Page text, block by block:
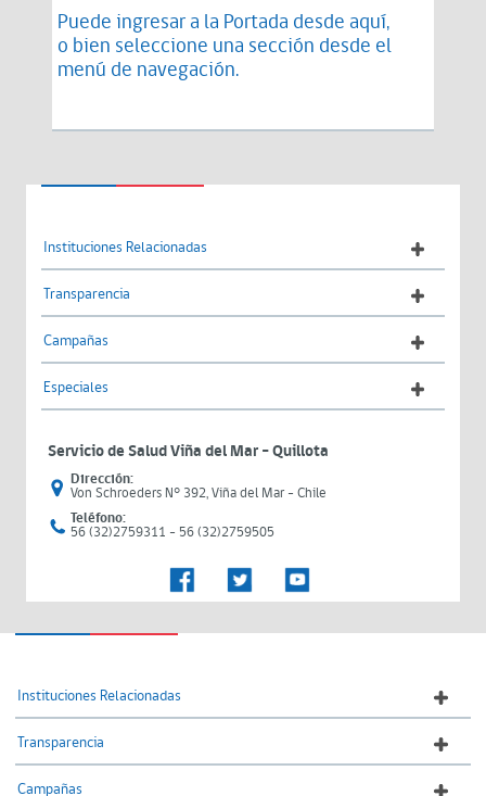
Puede ingresar a la Portada desde aquí,
o bien seleccione una sección desde el
menú de navegación.
Instituciones Relacionadas
Transparencia
Campañas
Especiales
Servicio de Salud Viña del Mar – Quillota
Dirección:
Von Schroeders N° 392, Viña del Mar - Chile
Teléfono:
56 (32)2759311 - 56 (32)2759505
Instituciones Relacionadas
Transparencia
Campañas